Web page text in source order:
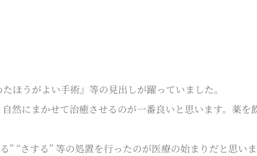
ほうがよい手術』等の見出しが躍っていました。
にまかせて治癒させるのが一番良いと思います。薬を
“さする” 等の処置を行ったのが医療の始まりだと思い